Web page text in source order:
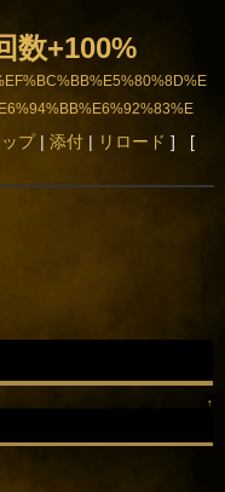
数+100%
プ| 添付| リロード ] [
↑